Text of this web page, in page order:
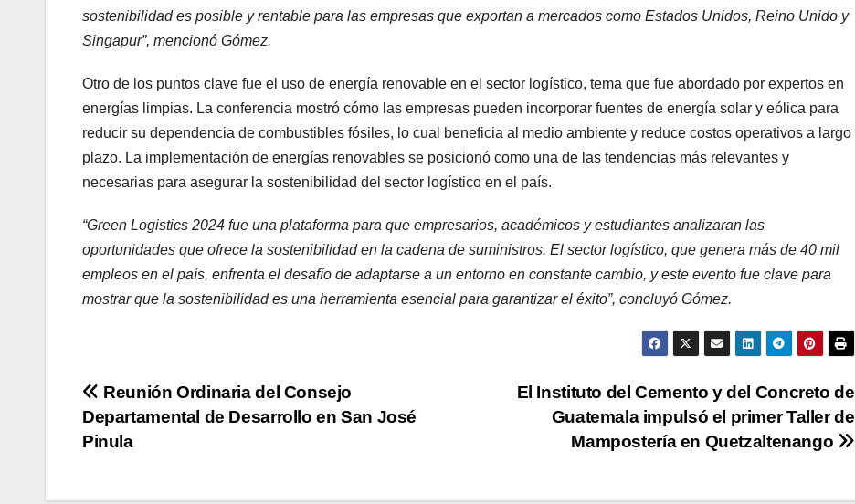
sostenibilidad es posible y rentable para las empresas que exportan a mercados como Estados Unidos, Reino Unido y
Singapur”, mencionó Gómez.
Otro de los puntos clave fue el uso de energía renovable en el sector logístico, tema que fue abordado por expertos en
energías limpias. La conferencia mostró cómo las empresas pueden incorporar fuentes de energía solar y eólica para
reducir su dependencia de combustibles fósiles, lo cual beneficia al medio ambiente y reduce costos operativos a largo
plazo. La implementación de energías renovables se posicionó como una de las tendencias más relevantes y
necesarias para asegurar la sostenibilidad del sector logístico en el país.
“Green Logistics 2024 fue una plataforma para que empresarios, académicos y estudiantes analizaran las
oportunidades que ofrece la sostenibilidad en la cadena de suministros. El sector logístico, que genera más de 40 mil
empleos en el país, enfrenta el desafío de adaptarse a un entorno en constante cambio, y este evento fue clave para
mostrar que la sostenibilidad es una herramienta esencial para garantizar el éxito”, concluyó Gómez.
Navegación
de
El Instituto del Cemento y del Concreto de
Guatemala impulsó el primer Taller de
Mampostería en Quetzaltenango
Reunión Ordinaria del Consejo
Departamental de Desarrollo en San José
Pinula